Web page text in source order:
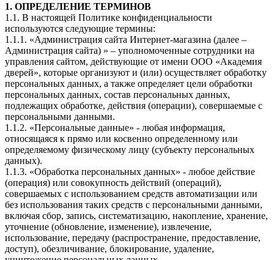
1. ОПРЕДЕЛЕНИЕ ТЕРМИНОВ
1.1. В настоящей Политике конфиденциальности
используются следующие термины:
1.1.1. «Администрация сайта Интернет-магазина (далее –
Администрация сайта) » – уполномоченные сотрудники на
управления сайтом, действующие от имени ООО «Академия
дверей», которые организуют и (или) осуществляет обработку
персональных данных, а также определяет цели обработки
персональных данных, состав персональных данных,
подлежащих обработке, действия (операции), совершаемые с
персональными данными.
1.1.2. «Персональные данные» - любая информация,
относящаяся к прямо или косвенно определенному или
определяемому физическому лицу (субъекту персональных
данных).
1.1.3. «Обработка персональных данных» - любое действие
(операция) или совокупность действий (операций),
совершаемых с использованием средств автоматизации или
без использования таких средств с персональными данными,
включая сбор, запись, систематизацию, накопление, хранение,
уточнение (обновление, изменение), извлечение,
использование, передачу (распространение, предоставление,
доступ), обезличивание, блокирование, удаление,